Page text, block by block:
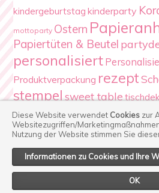
kindergeburtstag kinderparty
mottoparty Ostern
Papiertüten & Beutel
personalisiert
Produktverpackung rezept
stempelsweet table
Verpackung
© CopyrightCasa di Falcone2026.
Diese Website verwendet Cookies zur
Websitezugriffen/
Nutzung der Website stimmen Sie
Informationen zu Cookies und Ihre
OK